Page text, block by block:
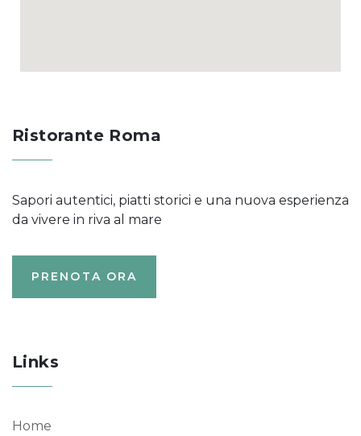
Ristorante Roma
Sapori autentici, piatti storici e una nuova esperienza
da vivere in riva al mare
PRENOTA ORA
Links
Home